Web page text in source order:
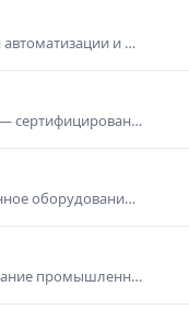
K-614-9 — изделие MARTOR для автоматизации и промышленной электроники. Качественное исполнение, стабильные параметры, долговечность. Используется в системах управления, контрольном оборудовании, промышленных комплексах. Проверено в условиях промышленной эксплуатации, рекомендовано для ответственных применений.
Компонент K-614-7 от MARTOR — сертифицированное изделие для промышленного применения. Высокие технические характеристики, устойчивость к внешним воздействиям, надежность в эксплуатации. Применяется в автоматизированных системах, электротехнических установках, измерительных приборах. Соответствует требованиям промышленной безопасности.
K-614-6 от MARTOR — качественное оборудование для промышленных систем и технологических процессов. Надежная работа в широком диапазоне условий, простота интеграции, совместимость со стандартным оборудованием. Применяется в производственной автоматике, системах мониторинга и управления. Гарантия производителя, техническая поддержка.
K-614-15 (MARTOR) — оборудование промышленного класса с гарантией качества. Надежная конструкция, продолжительный срок службы, соответствие международным стандартам. Используется в промышленной автоматике, системах диспетчеризации, производственном оборудовании. Доставка по России, консультация специалиста.